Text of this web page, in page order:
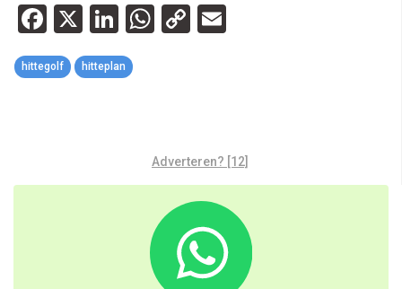
Facebook
X LinkedIn
WhatsApp
Copy
hittegolf hitteplan
Adverteren? [12]